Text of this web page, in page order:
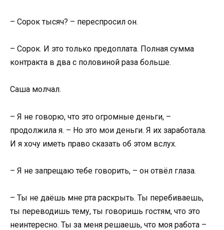
– Сорок тысяч? – переспросил он.
– Сорок. И это только предоплата. Полная сумма
контракта в два с половиной раза больше.
Саша молчал.
– Я не говорю, что это огромные деньги, –
продолжила я. – Но это мои деньги. Я их заработала.
И я хочу иметь право сказать об этом вслух.
– Я не запрещаю тебе говорить, – он отвёл глаза.
– Ты не даёшь мне рта раскрыть. Ты перебиваешь,
ты переводишь тему, ты говоришь гостям, что это
неинтересно. Ты за меня решаешь, что моя работа –